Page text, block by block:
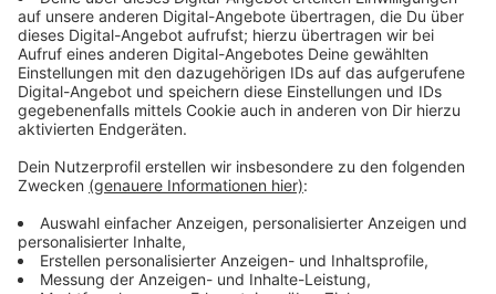
Anzeige
Wir benötigen Ihre
Zustimmung, um den YouTube
Video-Service zu laden!
Wir verwenden einen Service eines
Drittanbieters, um Videoinhalte
einzubetten. Dieser Service kann